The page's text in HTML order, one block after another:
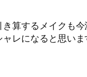
算するメイクも
レになると思いま